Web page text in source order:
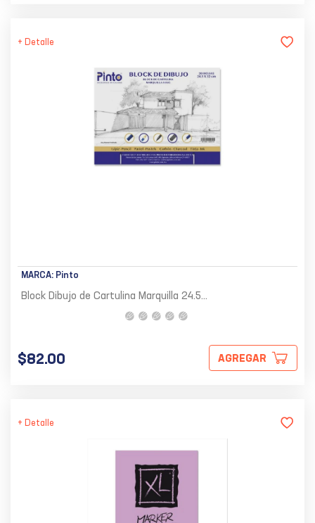
+ Detalle
MARCA: Pinto
Block Dibujo de Cartulina Marquilla 24.5...
$82.00 AGREGAR
+ Detalle